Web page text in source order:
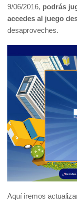
9/06/2016, podrás
accedes al juego
desaproveches.
Aquí iremos